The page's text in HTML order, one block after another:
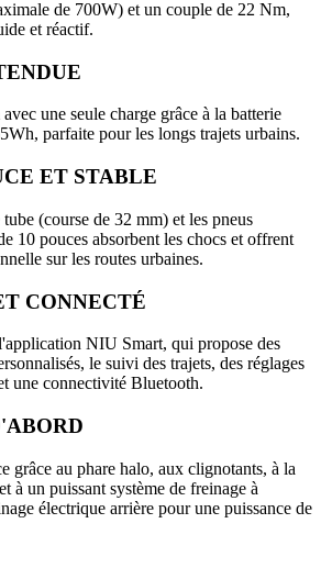
de 700W) et un couple de 22 Nm,
et réactif.
une seule charge grâce à la batterie
parfaite pour les longs trajets urbains.
ET STABLE
(course de 32 mm) et les pneus
10 pouces absorbent les chocs et offrent
sur les routes urbaines.
CONNECTÉ
NIU Smart, qui propose des
le suivi des trajets, des réglages
une connectivité Bluetooth.
grâce au phare halo, aux clignotants, à la
à un puissant système de freinage à
électrique arrière pour une puissance de